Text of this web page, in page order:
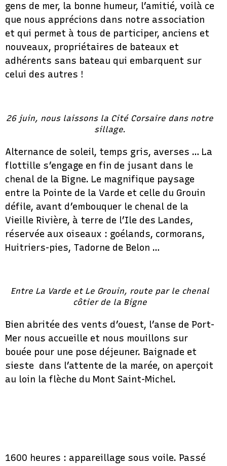
gens de mer, la bonne humeur, l’amitié, voilà ce
que nous apprécions dans notre association
et qui permet à tous de participer, anciens et
nouveaux, propriétaires de bateaux et
adhérents sans bateau qui embarquent sur
celui des autres !
26 juin, nous laissons la Cité Corsaire dans notre
sillage.
Alternance de soleil, temps gris, averses … La
flottille s’engage en fin de jusant dans le
chenal de la Bigne. Le magnifique paysage
entre la Pointe de la Varde et celle du Grouin
défile, avant d’embouquer le chenal de la
Vieille Rivière, à terre de l’Ile des Landes,
réservée aux oiseaux : goélands, cormorans,
Huitriers-pies, Tadorne de Belon …
Entre La Varde et Le Grouin, route par le chenal
côtier de la Bigne
Bien abritée des vents d’ouest, l’anse de Port-
Mer nous accueille et nous mouillons sur
bouée pour une pose déjeuner. Baignade et
sieste dans l’attente de la marée, on aperçoit
au loin la flèche du Mont Saint-Michel.
1600 heures : appareillage sous voile. Passé